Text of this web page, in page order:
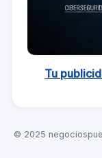
Tu
© 2025